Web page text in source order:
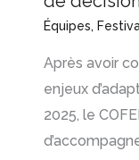
Équipes,
Après avoir
enjeux
2025, le